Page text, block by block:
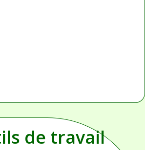
de travail